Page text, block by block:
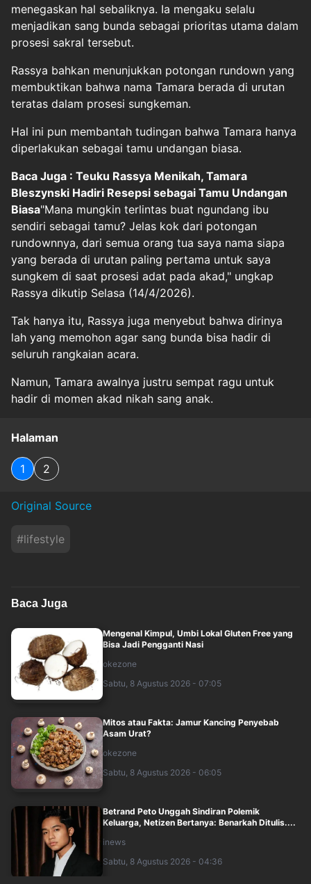
menegaskan hal sebaliknya. Ia mengaku selalu
menjadikan sang bunda sebagai prioritas utama dalam
prosesi sakral tersebut.
Rassya bahkan menunjukkan potongan rundown yang
membuktikan bahwa nama Tamara berada di urutan
teratas dalam prosesi sungkeman.
Hal ini pun membantah tudingan bahwa Tamara hanya
diperlakukan sebagai tamu undangan biasa.
Baca Juga : Teuku Rassya Menikah, Tamara
Bleszynski Hadiri Resepsi sebagai Tamu Undangan
Biasa"Mana mungkin terlintas buat ngundang ibu
sendiri sebagai tamu? Jelas kok dari potongan
rundownnya, dari semua orang tua saya nama siapa
yang berada di urutan paling pertama untuk saya
sungkem di saat prosesi adat pada akad," ungkap
Rassya dikutip Selasa (14/4/2026).
Tak hanya itu, Rassya juga menyebut bahwa dirinya
lah yang memohon agar sang bunda bisa hadir di
seluruh rangkaian acara.
Namun, Tamara awalnya justru sempat ragu untuk
hadir di momen akad nikah sang anak.
Halaman
1 2
Original Source
#lifestyle
Baca Juga
Mengenal Kimpul, Umbi Lokal Gluten Free yang
Bisa Jadi Pengganti Nasi
okezone
Sabtu, 8 Agustus 2026 - 07:05
Mitos atau Fakta: Jamur Kancing Penyebab
Asam Urat?
okezone
Sabtu, 8 Agustus 2026 - 06:05
Betrand Peto Unggah Sindiran Polemik
Keluarga, Netizen Bertanya: Benarkah Ditulis....
inews
Sabtu, 8 Agustus 2026 - 04:36